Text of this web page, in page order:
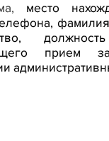
место
прием